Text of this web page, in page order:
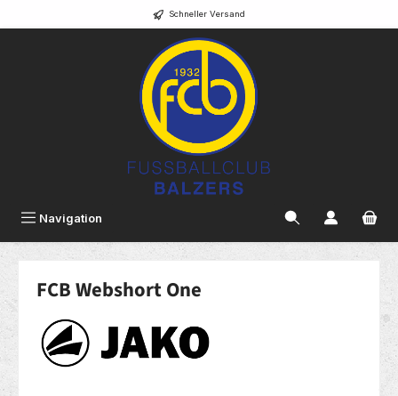
Schneller Versand
Navigation
FCB Webshort One